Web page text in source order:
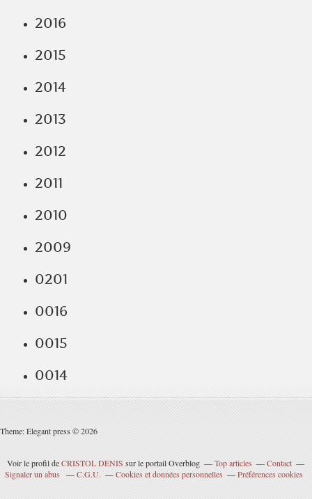
2016
2015
2014
2013
2012
2011
2010
2009
0201
0016
0015
0014
Theme: Elegant press © 2026
Voir le profil deCRISTOL DENIS sur le portail Overblog Top articles
Contact
Signaler un abus
C.G.U. Cookies et données personnelles Préférences cookies